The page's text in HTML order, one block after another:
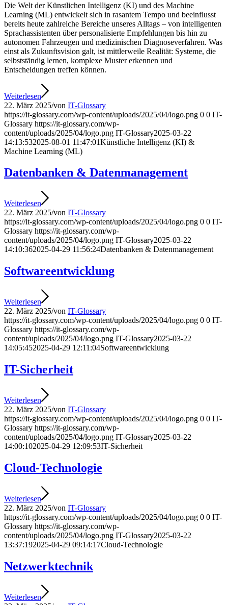
Die Welt der Künstlichen Intelligenz (KI) und des Machine
Learning (ML) entwickelt sich in rasantem Tempo und beeinflusst
bereits heute zahlreiche Bereiche unseres Alltags – von intelligenten
Sprachassistenten über personalisierte Empfehlungen bis hin zu
autonomen Fahrzeugen und medizinischen Diagnoseverfahren. Was
einst als Zukunftsvision galt, ist mittlerweile Realität: Systeme, die
selbstständig lernen, komplexe Muster erkennen und
Entscheidungen treffen können.
Weiterlesen
22. März 2025/von IT-Glossary
https://it-glossary.com/wp-content/uploads/2025/04/logo.png 0 0 IT-
Glossary https://it-glossary.com/wp-
content/uploads/2025/04/logo.png IT-Glossary2025-03-22
14:13:532025-08-01 11:47:01Künstliche Intelligenz (KI) &
Machine Learning (ML)
Datenbanken & Datenmanagement
Weiterlesen
22. März 2025/von IT-Glossary
https://it-glossary.com/wp-content/uploads/2025/04/logo.png 0 0 IT-
Glossary https://it-glossary.com/wp-
content/uploads/2025/04/logo.png IT-Glossary2025-03-22
14:10:362025-04-29 11:56:24Datenbanken & Datenmanagement
Softwareentwicklung
Weiterlesen
22. März 2025/von IT-Glossary
https://it-glossary.com/wp-content/uploads/2025/04/logo.png 0 0 IT-
Glossary https://it-glossary.com/wp-
content/uploads/2025/04/logo.png IT-Glossary2025-03-22
14:05:452025-04-29 12:11:04Softwareentwicklung
IT-Sicherheit
Weiterlesen
22. März 2025/von IT-Glossary
https://it-glossary.com/wp-content/uploads/2025/04/logo.png 0 0 IT-
Glossary https://it-glossary.com/wp-
content/uploads/2025/04/logo.png IT-Glossary2025-03-22
14:00:102025-04-29 12:09:53IT-Sicherheit
Cloud-Technologie
Weiterlesen
22. März 2025/von IT-Glossary
https://it-glossary.com/wp-content/uploads/2025/04/logo.png 0 0 IT-
Glossary https://it-glossary.com/wp-
content/uploads/2025/04/logo.png IT-Glossary2025-03-22
13:37:192025-04-29 09:14:17Cloud-Technologie
Netzwerktechnik
Weiterlesen